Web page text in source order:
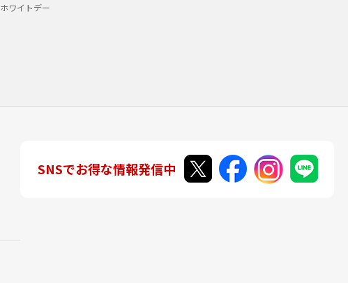
ホワイトデー
SNSでお得な情報発信中